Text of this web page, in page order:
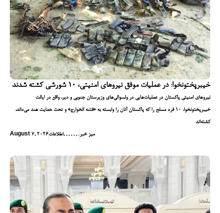
خیبرپختونخوا: در عملیات موفق نیروهای امنیتی، ۱۰ شورشی کشته شدند
نیروهای امنیتی پاکستان در عملیات‌هایی در ولسوالی‌های وزیرستان جنوبی و دیر، واقع در ایالت
خیبرپختونخوا، ۱۰ فرد مسلح را که پاکستان آنان را وابسته به «فتنه الخوارج» و تحت حمایت هند می‌داند،
کشته‌اند
August 7, 2026اطلاعات, , , , , , , میز خبر